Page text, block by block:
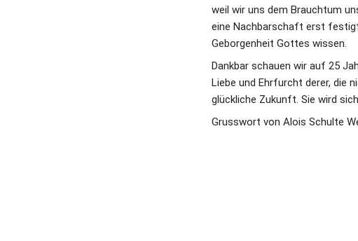
weil wir uns dem Brauchtum
eine Nachbarschaft erst
Geborgenheit Gottes wissen.
Dankbar schauen wir auf 25
Liebe und Ehrfurcht derer, die
glückliche Zukunft. Sie wird
Grusswort von Alois Schulte